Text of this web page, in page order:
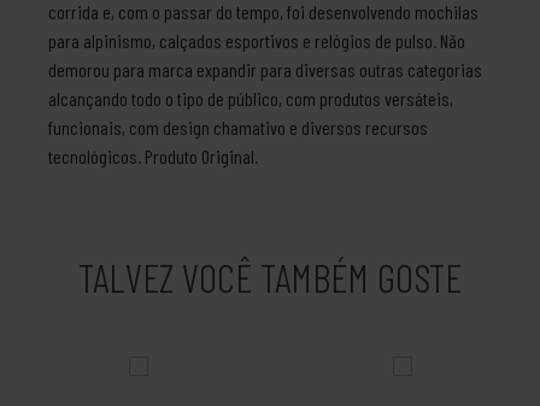
corrida e, com o passar do tempo, foi desenvolvendo mochilas
para alpinismo, calçados esportivos e relógios de pulso. Não
demorou para marca expandir para diversas outras categorias
alcançando todo o tipo de público, com produtos versáteis,
funcionais, com design chamativo e diversos recursos
tecnológicos. Produto Original.
TALVEZ VOCÊ TAMBÉM GOSTE